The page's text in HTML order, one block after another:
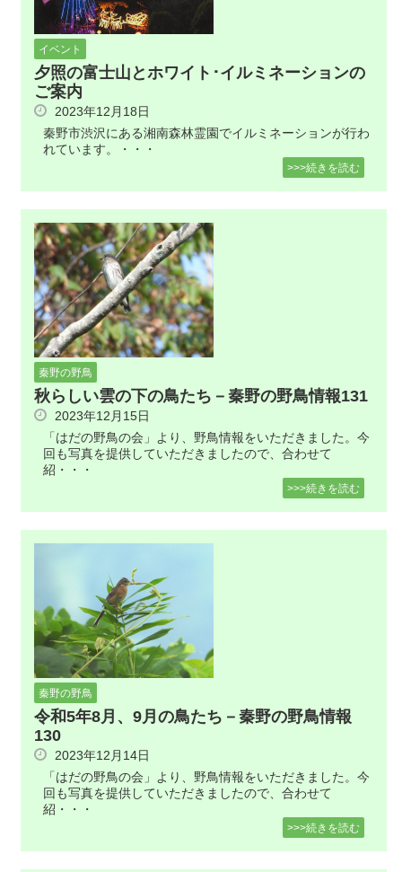
イベント
夕照の富士山とホワイト･イルミネーションの
ご案内
2023年12月18日
秦野市渋沢にある湘南森林霊園でイルミネーションが行わ
れています。・・・
>>>続きを読む
秦野の野鳥
秋らしい雲の下の鳥たち－秦野の野鳥情報131
2023年12月15日
「はだの野鳥の会」より、野鳥情報をいただきました。今
回も写真を提供していただきましたので、合わせて
紹・・・
>>>続きを読む
秦野の野鳥
令和5年8月、9月の鳥たち－秦野の野鳥情報
130
2023年12月14日
「はだの野鳥の会」より、野鳥情報をいただきました。今
回も写真を提供していただきましたので、合わせて
紹・・・
>>>続きを読む